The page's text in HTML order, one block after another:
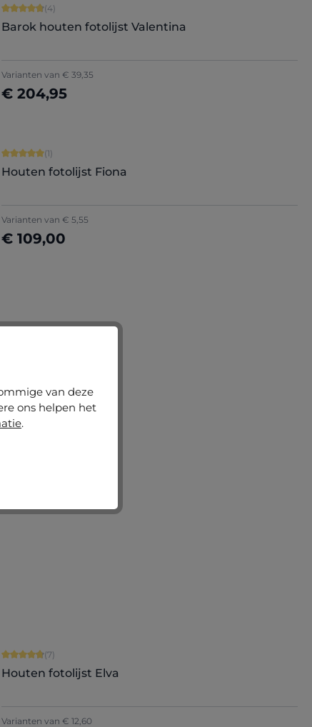
Gemiddelde waardering van 4.75 van 5 sterren
(4)
Barok houten fotolijst Valentina
Varianten van € 39,35
€ 204,95
Nu configureren
Gemiddelde waardering van 5 van 5 sterren
(1)
Houten fotolijst Fiona
Varianten van € 5,55
€ 109,00
Gemiddelde waardering van 4.86 van 5 sterren
(7)
Houten fotolijst Elva
Varianten van € 12,60
van deze
ons helpen het
.